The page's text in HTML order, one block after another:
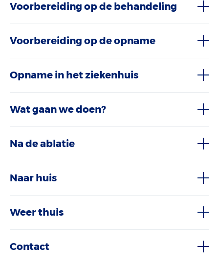
Voorbereiding op de behandeling
Voorbereiding op de opname
Opname in het ziekenhuis
Wat gaan we doen?
Na de ablatie
Naar huis
Weer thuis
Contact